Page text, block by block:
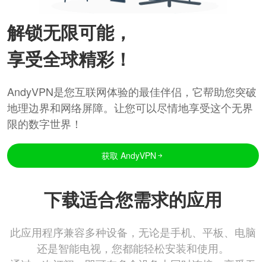
解锁无限可能，
享受全球精彩！
AndyVPN是您互联网体验的最佳伴侣，它帮助您突破
地理边界和网络屏障。让您可以尽情地享受这个无界
限的数字世界！
获取 AndyVPN
下载适合您需求的应用
此应用程序兼容多种设备，无论是手机、平板、电脑
还是智能电视，您都能轻松安装和使用。